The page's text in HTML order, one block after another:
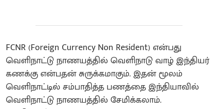
FCNR (Foreign Currency Non Resident) என்பது
வெளிநாட்டு நாணயத்தில் வெளிநாடு வாழ் இந்தியர்
கணக்கு என்பதன் சுருக்கமாகும். இதன் மூலம்
வெளிநாட்டில் சம்பாதித்த பணத்தை இந்தியாவில்
வெளிநாட்டு நாணயத்தில் சேமிக்கலாம்.